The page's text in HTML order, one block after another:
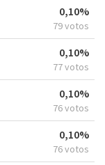
0,10%
79 votos
0,10%
77 votos
0,10%
76 votos
0,10%
76 votos